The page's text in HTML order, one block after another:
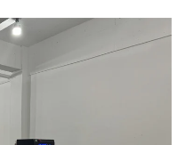
بالتجزئة الجديدة في تعزيز...